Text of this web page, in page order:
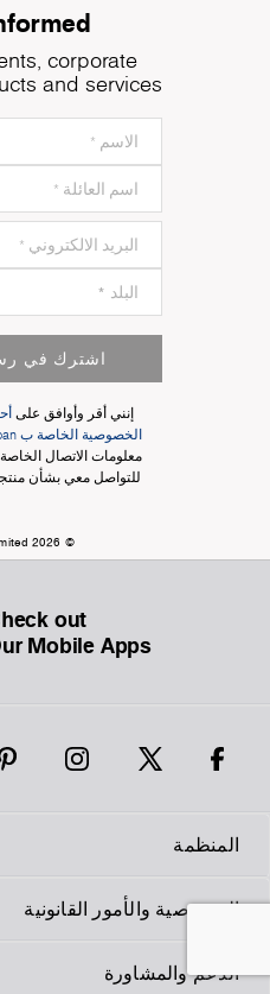
corporate
and services
اشترك في
إنني أقر وأوافق على
الخصوصية الخاصة ب Kronospan
للتواصل معي بشأن
© Kronoplus Limited 2026
out
Mobile Apps
المنظمة
الخصوصية والأمور القانونية
الدعم والمشاورة